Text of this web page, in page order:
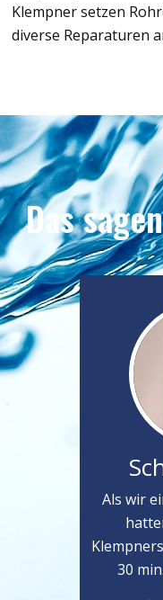
Klempner setzen
diverse Reparaturen
Das
Als wir
30